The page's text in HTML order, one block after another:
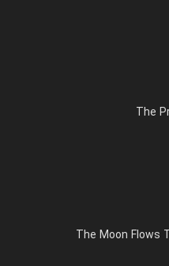
The
The Moon Flows